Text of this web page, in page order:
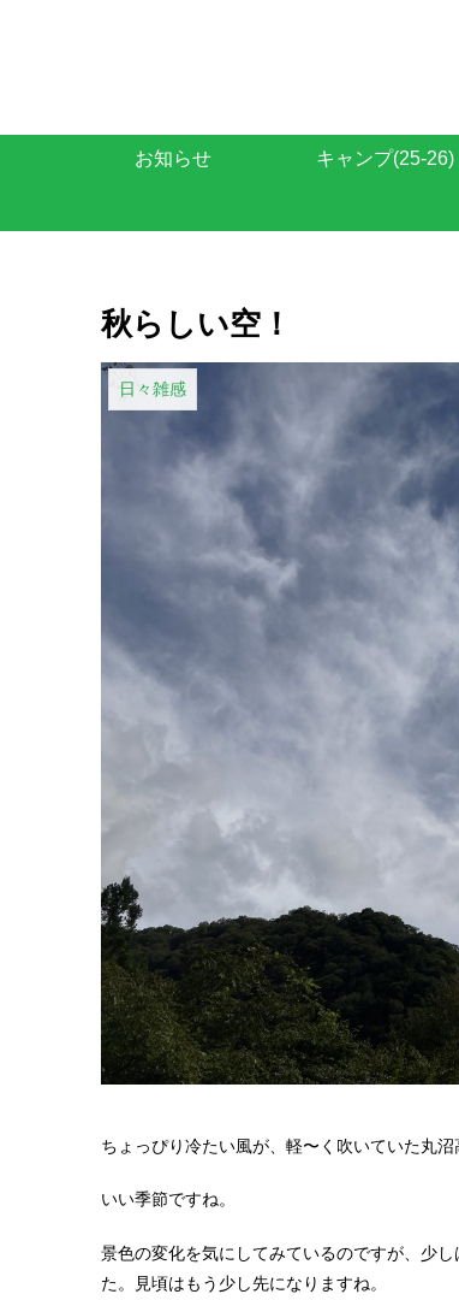
お知らせ キャンプ(25-26)
秋らしい空！
日々雑感
ちょっぴり冷たい風が、軽〜く吹いていた丸沼
いい季節ですね。
景色の変化を気にしてみているのですが、少
た。見頃はもう少し先になりますね。